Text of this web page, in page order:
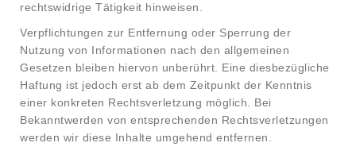
rechtswidrige Tätigkeit hinweisen.
Verpflichtungen zur Entfernung oder Sperrung der
Nutzung von Informationen nach den allgemeinen
Gesetzen bleiben hiervon unberührt. Eine diesbezügliche
Haftung ist jedoch erst ab dem Zeitpunkt der Kenntnis
einer konkreten Rechtsverletzung möglich. Bei
Bekanntwerden von entsprechenden Rechtsverletzungen
werden wir diese Inhalte umgehend entfernen.